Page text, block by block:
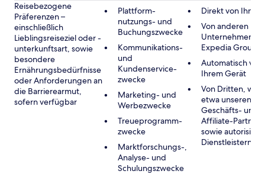
Reisebezogene
Präferenzen –
einschließlich
Lieblingsreiseziel oder -
unterkunftsart, sowie
besondere
Ernährungsbedürfnisse
oder Anforderungen an
die Barrierearmut,
sofern verfügbar
Plattform-
nutzungs- und
Buchungszwecke
Kommunikations-
und
Kundenservice-
zwecke
Marketing- und
Werbezwecke
Treueprogramm-
zwecke
Marktforschungs-,
Analyse- und
Schulungszwecke
Direkt von Ihnen
Von anderen
Unternehmen
Expedia Group
Automatisch von
Ihrem Gerät
Von Dritten, wie
etwa unseren
Geschäfts- und
Affiliate-Partnern
sowie
Dienstleistern